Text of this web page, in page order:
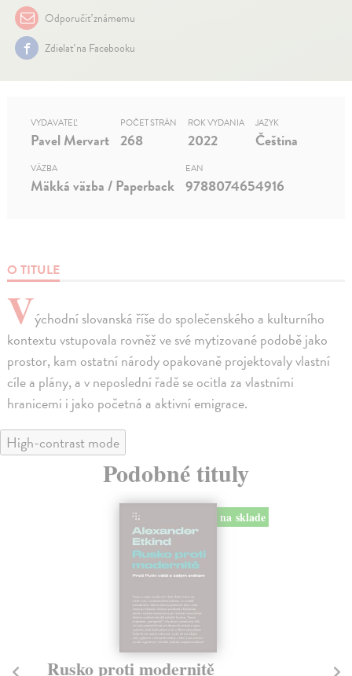
Odporučiť známemu
Zdielať na Facebooku
O TITULE
Východní slovanská říše do společenského a kulturního
kontextu vstupovala rovněž ve své mytizované podobě jako
prostor, kam ostatní národy opakovaně projektovaly vlastní
cíle a plány, a v neposlední řadě se ocitla za vlastními
hranicemi i jako početná a aktivní emigrace.
VYDAVATEĽ
Pavel Mervart
POČET STRÁN
268
ROK VYDANIA
2022
JAZYK
Čeština
VÄZBA
Mäkká väzba / Paperback
EAN
9788074654916
High-contrast mode
Podobné tituly
na sklade
Rusko proti modernitě